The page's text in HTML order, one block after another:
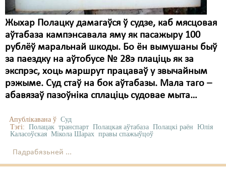
Жыхар Полацку дамагаўся ў судзе, каб мясцовая
аўтабаза кампэнсавала яму як пасажыру 100
рублёў маральнай шкоды. Бо ён вымушаны быў
за паездку на аўтобусе № 28э плаціць як за
экспрэс, хоць маршрут працаваў у звычайным
рэжыме. Суд стаў на бок аўтабазы. Мала таго –
абавязаў пазоўніка сплаціць судовае мыта…
Апублікавана ў Суд
Тэгі: Полацак транспарт Полацкая аўтабаза Полацкі раён Юлія
Каласоўская Мікола Шарах правы спажыўцоў
Падрабязьней ...